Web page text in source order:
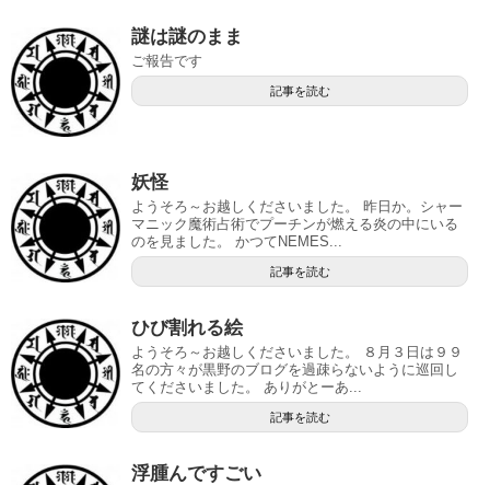
謎は謎のまま
ご報告です
記事を読む
妖怪
ようそろ～お越しくださいました。 昨日か。シャー
マニック魔術占術でプーチンが燃える炎の中にいる
のを見ました。 かつてNEMES...
記事を読む
ひび割れる絵
ようそろ～お越しくださいました。 ８月３日は９９
名の方々が黒野のブログを過疎らないように巡回し
てくださいました。 ありがとーあ...
記事を読む
浮腫んですごい